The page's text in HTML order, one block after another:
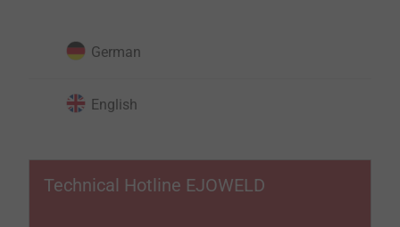
German
English
Technical Hotline EJOWELD